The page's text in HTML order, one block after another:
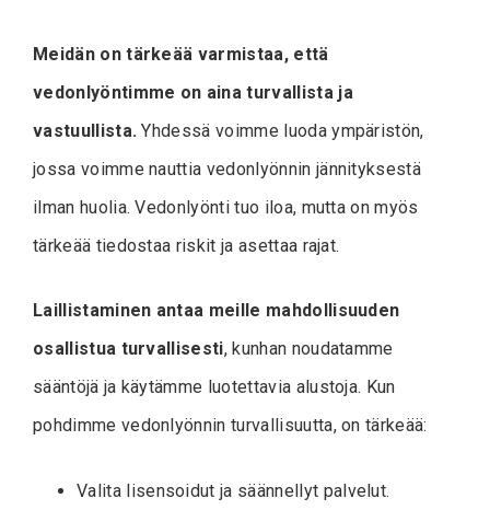
Meidän on tärkeää varmistaa, että
vedonlyöntimme on aina turvallista ja
vastuullista. Yhdessä voimme luoda ympäristön,
jossa voimme nauttia vedonlyönnin jännityksestä
ilman huolia. Vedonlyönti tuo iloa, mutta on myös
tärkeää tiedostaa riskit ja asettaa rajat.
Laillistaminen antaa meille mahdollisuuden
osallistua turvallisesti, kunhan noudatamme
sääntöjä ja käytämme luotettavia alustoja. Kun
pohdimme vedonlyönnin turvallisuutta, on tärkeää:
Valita lisensoidut ja säännellyt palvelut.